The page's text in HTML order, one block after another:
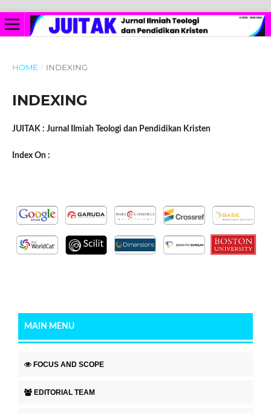
HOME / INDEXING
INDEXING
JUITAK : Jurnal Ilmiah Teologi dan Pendidikan Kristen
Index On :
MAIN MENU
FOCUS AND SCOPE
EDITORIAL TEAM